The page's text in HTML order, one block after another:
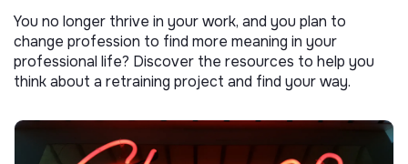
You no longer thrive in your work, and you plan to
change profession to find more meaning in your
professional life? Discover the resources to help you
think about a retraining project and find your way.